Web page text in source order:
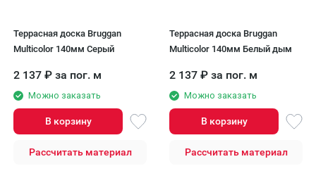
Террасная доска Bruggan
Multicolor 140мм Серый
2 137 ₽ за пог. м
Можно заказать
В корзину
Рассчитать материал
Террасная доска Bruggan
Multicolor 140мм Белый дым
2 137 ₽ за пог. м
Можно заказать
В корзину
Рассчитать материал